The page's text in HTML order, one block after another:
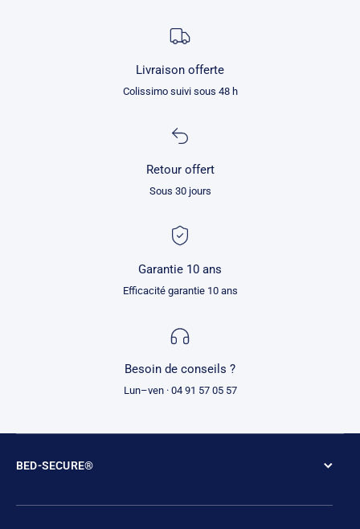
Livraison offerte
Colissimo suivi sous 48 h
Retour offert
Sous 30 jours
Garantie 10 ans
Efficacité garantie 10 ans
Besoin de conseils ?
Lun–ven · 04 91 57 05 57
BED-SECURE®